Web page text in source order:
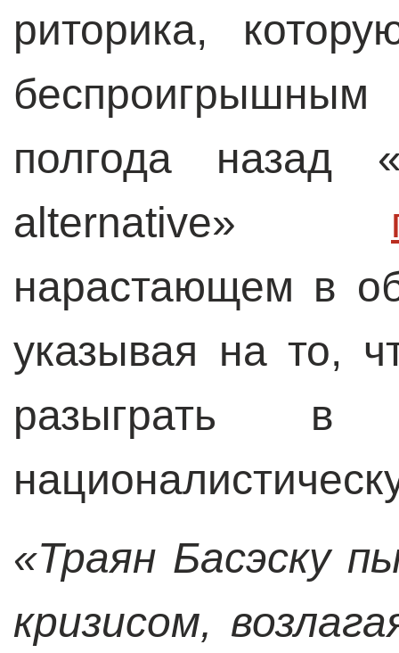
риторика,
полгода назад
alternative»
нарастающем в
указывая на то,
разыграть
«Траян Басэску
кризисом,